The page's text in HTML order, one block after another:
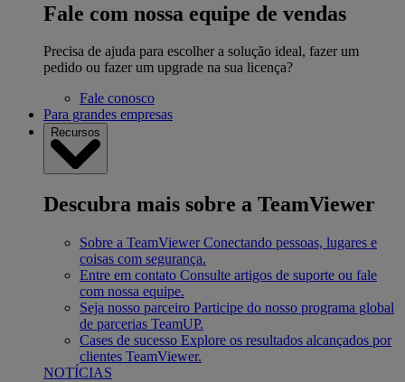
Fale com nossa equipe de vendas
Precisa de ajuda para escolher a solução ideal, fazer um
pedido ou fazer um upgrade na sua licença?
Fale conosco
Para grandes empresas
Recursos
Descubra mais sobre a TeamViewer
Sobre a TeamViewer Conectando pessoas, lugares e
coisas com segurança.
Entre em contato Consulte artigos de suporte ou fale
com nossa equipe.
Seja nosso parceiro Participe do nosso programa global
de parcerias TeamUP.
Cases de sucesso Explore os resultados alcançados por
clientes TeamViewer.
NOTÍCIAS